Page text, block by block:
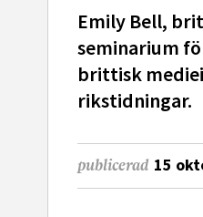
Emily Bell,
seminarium
brittisk
rikstidningar.
publicerad 15